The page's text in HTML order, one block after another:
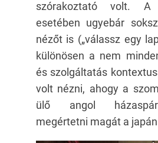
szórakoztató volt. A
esetében ugyebár
nézőt is („válassz egy
különösen a nem
és szolgáltatás
volt nézni, ahogy a
ülő angol
megértetni magát a